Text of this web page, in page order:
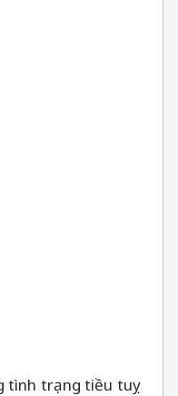
tình trạng tiều tuỵ